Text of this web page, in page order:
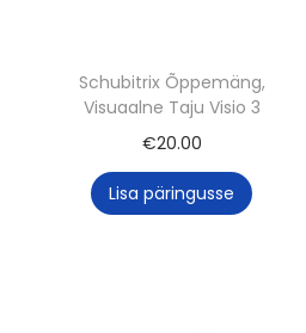
Schubitrix Õppemäng,
Visuaalne Taju Visio 3
€20.00
Lisa päringusse